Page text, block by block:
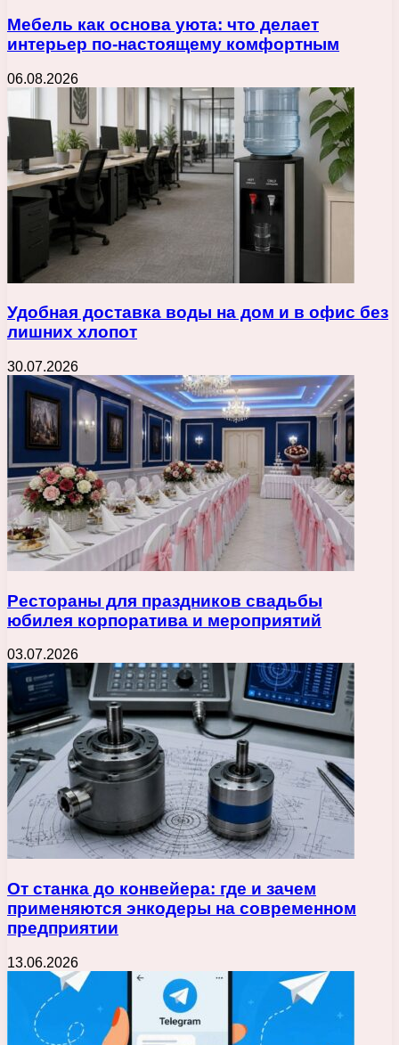
Мебель как основа уюта: что делает
интерьер по-настоящему комфортным
06.08.2026
Удобная доставка воды на дом и в офис без
лишних хлопот
30.07.2026
Рестораны для праздников свадьбы
юбилея корпоратива и мероприятий
03.07.2026
От станка до конвейера: где и зачем
применяются энкодеры на современном
предприятии
13.06.2026